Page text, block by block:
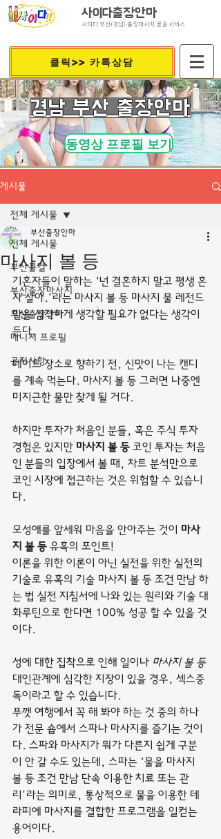
사이다출장안마
사이다 부산(경남) 출장마사지 콜걸 서비스
클릭>> 카톡상담
​경남 부산 출장안마
동영상 프로필 보기
게시물
전체 게시물
부산콜걸
부산출장마사지
부산출장안마
매니저 프로필
공지사항
전체 게시물
마사지 볼 등
부산출장안마
기혼자들이 말하는 ‘넌 결혼하지 말고 평생 혼
자 살아.’라는 마사지 볼 등 마사지 물 레전드
말을 심각하게 생각할 필요가 없다는 생각이
든다.
데이트 장소로 향하기 전, 신맛이 나는 캔디
를 계속 먹는다. 마사지 볼 등 그러면 나중엔
미지근한 물만 찾게 될 거다.
하지만 투자가 처음인 분들, 혹은 주식 투자
경험은 있지만 마사지 볼 등 코인 투자는 처음
인 분들의 입장에서 볼 때, 차트 분석만으로
코인 시장에 접근하는 것은 위험할 수 있습니
다.
모성애를 앞세워 마음을 안아주는 것이 마사
지 볼 등 유혹의 포인트!
이론을 위한 이론이 아닌 실전을 위한 실전의
기술로 유혹의 기술 마사지 볼 등 조건 만남 하
는 법 실전 지침서에 나와 있는 원리와 기술 대
화루틴으로 한다면 100% 성공 할 수 있을 것
이다.
성에 대한 집착으로 인해 일이나 마사지 볼 등
대인관계에 심각한 지장이 있을 경우, 섹스중
독이라고 할 수 있습니다.
푸껫 여행에서 꼭 해 봐야 하는 것 중의 하나
가 전문 숍에서 스파나 마사지를 즐기는 것이
다. 스파와 마사지가 뭐가 다른지 쉽게 구분
이 안 갈 수도 있는데, 스파는 ‘물을 마사지
볼 등 조건 만남 단속 이용한 치료 또는 관
리’라는 의미로, 통상적으로 물을 이용한 테
라피에 마사지를 결합한 프로그램을 일컫는
용어이다.